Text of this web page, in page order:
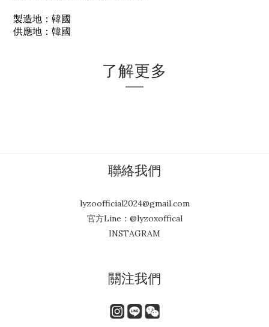
製造地：韓國
供應地：韓國
了解更多
聯絡我們
lyzoofficial2024@gmail.com
官方Line：@lyzoxoffical
INSTAGRAM
關注我們